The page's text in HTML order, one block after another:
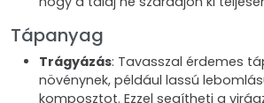
Tápanyag
Trágyázás: Tavasszal érdemes
növénynek, például lassú
komposztot. Ezzel segítheti a